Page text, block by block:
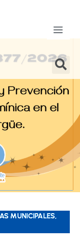
MUNICIPALES,